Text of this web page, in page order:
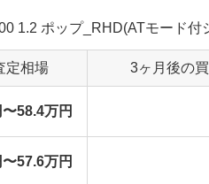
1.2 ポップ_RHD(ATモード付
定相場 3ヶ月後の
58.4万円
57.6万円